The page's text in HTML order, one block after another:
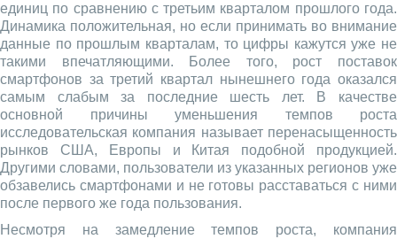
единиц по сравнению с третьим кварталом прошлого года.
Динамика положительная, но если принимать во внимание
данные по прошлым кварталам, то цифры кажутся уже не
такими впечатляющими. Более того, рост поставок
смартфонов за третий квартал нынешнего года оказался
самым слабым за последние шесть лет. В качестве
основной причины уменьшения темпов роста
исследовательская компания называет перенасыщенность
рынков США, Европы и Китая подобной продукцией.
Другими словами, пользователи из указанных регионов уже
обзавелись смартфонами и не готовы расставаться с ними
после первого же года пользования.
Несмотря на замедление темпов роста, компания